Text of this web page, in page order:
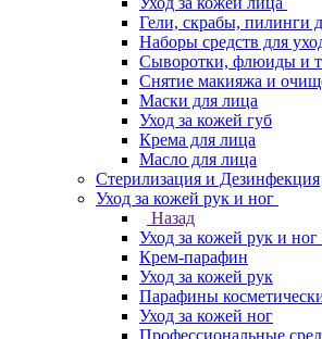
Гели, скрабы, пилинги
Наборы средств для
Сыворотки, флюиды и
Снятие макияжа и
Маски для лица
Уход за кожей губ
Крема для лица
Масло для лица
Стерилизация и Дезинфекция
Уход за кожей рук и ног
Назад
Уход за кожей рук и ног
Крем-парафин
Уход за кожей рук
Парафины
Уход за кожей ног
Профессиональные